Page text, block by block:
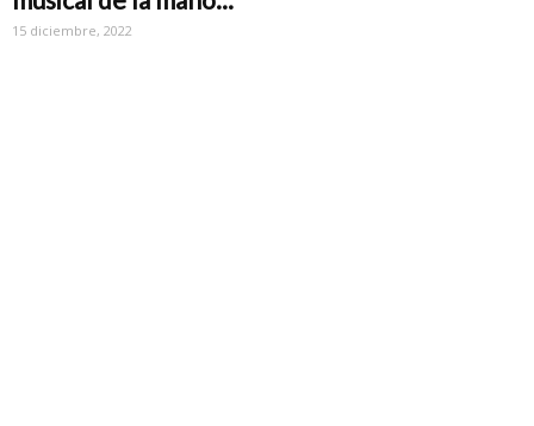
15 diciembre, 2022